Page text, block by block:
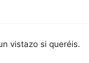
vistazo si queréis.